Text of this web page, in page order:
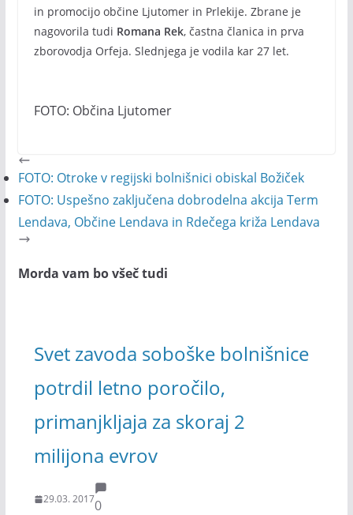
in promocijo občine Ljutomer in Prlekije. Zbrane je
nagovorila tudi Romana Rek, častna članica in prva
zborovodja Orfeja. Slednjega je vodila kar 27 let.
FOTO: Občina Ljutomer
FOTO: Otroke v regijski bolnišnici obiskal Božiček
FOTO: Uspešno zaključena dobrodelna akcija Term
Lendava, Občine Lendava in Rdečega križa Lendava
Morda vam bo všeč tudi
Svet zavoda soboške bolnišnice
potrdil letno poročilo,
primanjkljaja za skoraj 2
milijona evrov
29.03. 20170